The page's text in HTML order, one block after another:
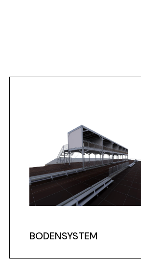
BODENSYSTEM